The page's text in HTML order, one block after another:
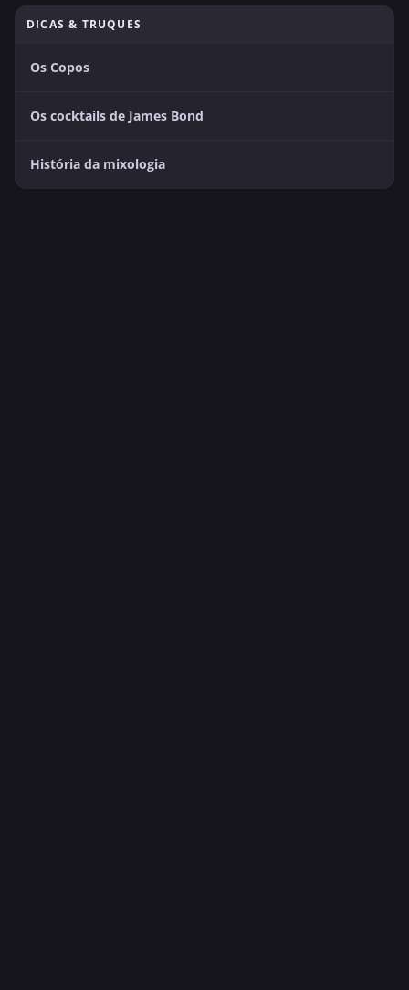
DICAS & TRUQUES
Os Copos
Os cocktails de James Bond
História da mixologia